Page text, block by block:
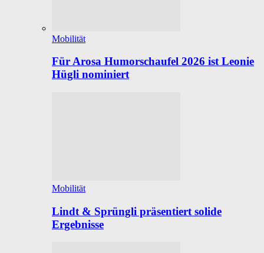
Mobilität
Für Arosa Humorschaufel 2026 ist Leonie
Hügli nominiert
Mobilität
Lindt & Sprüngli präsentiert solide
Ergebnisse